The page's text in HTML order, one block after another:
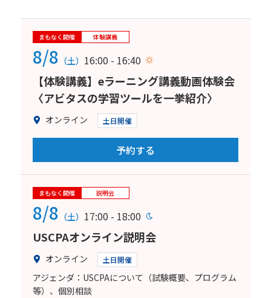
まもなく開催 体験講義
8/8 （土） 16:00 - 16:40
【体験講義】eラーニング講義動画体験会
〈アビタスの学習ツールを一挙紹介〉
オンライン 土日開催
予約する
まもなく開催 説明会
8/8 （土） 17:00 - 18:00
USCPAオンライン説明会
オンライン 土日開催
アジェンダ：USCPAについて（試験概要、プログラム
等）、個別相談